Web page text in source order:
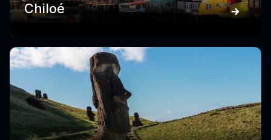
Chiloé